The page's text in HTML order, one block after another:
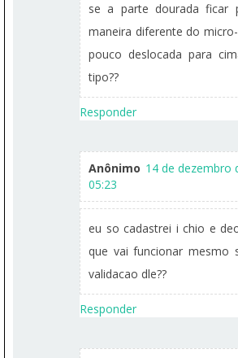
se a parte dourada ficar
maneira diferente do
pouco deslocada para
tipo??
Responder
Anônimo 14 de dezembro
05:23
eu so cadastrei i chio e
que vai funcionar mesmo
validacao dle??
Responder